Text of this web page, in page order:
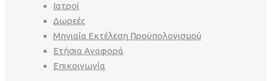
Ιατροί
Δωρεές
Μηνιαία Εκτέλεση Προϋπολογισμού
Ετήσια Αναφορά
Επικοινωνία